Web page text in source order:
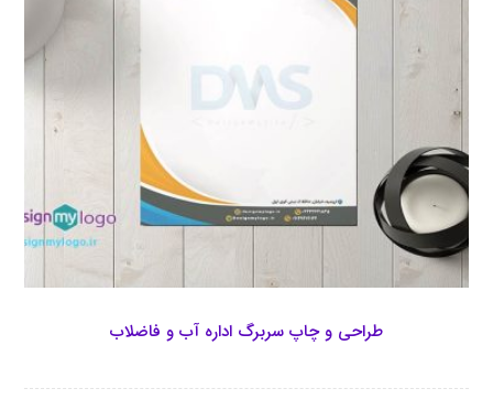
طراحی و چاپ سربرگ اداره آب و فاضلاب